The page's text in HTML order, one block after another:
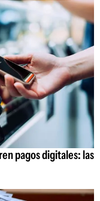
pagos digitales: las